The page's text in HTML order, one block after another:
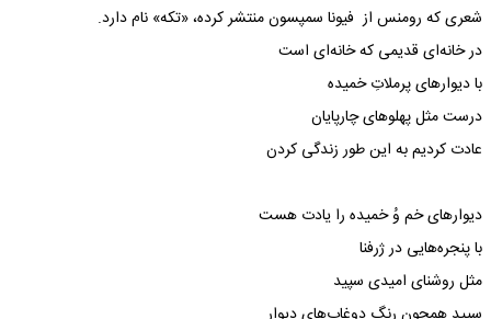
شعری که رومنس از فیونا سمپسون منتشر کرده، «تکه» نام دارد.
در خانه‌ای قدیمی که خانه‌ای است
با دیوارهای پرملاتِ خمیده
درست مثل پهلوهای چارپایان
عادت کردیم به این طور زندگی کردن
دیوارهای خم وُ خمیده را یادت هست
با پنجره‌هایی در ژرفنا
مثل روشنای امیدی سپید